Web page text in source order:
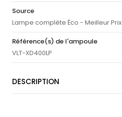
DESCRIPTION
Source
Lampe complète Éco - Meilleur Prix
Référence(s) de l'ampoule
VLT-XD400LP